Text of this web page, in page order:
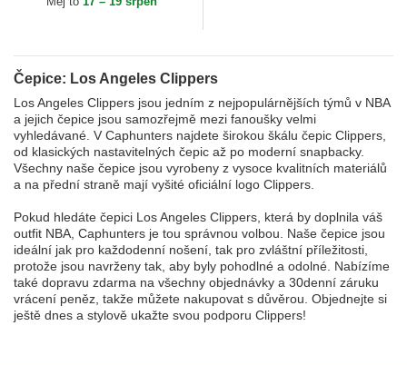
Čepice: Los Angeles Clippers
Los Angeles Clippers jsou jedním z nejpopulárnějších týmů v NBA
a jejich čepice jsou samozřejmě mezi fanoušky velmi
vyhledávané. V Caphunters najdete širokou škálu čepic Clippers,
od klasických nastavitelných čepic až po moderní snapbacky.
Všechny naše čepice jsou vyrobeny z vysoce kvalitních materiálů
a na přední straně mají vyšité oficiální logo Clippers.
Pokud hledáte čepici Los Angeles Clippers, která by doplnila váš
outfit NBA, Caphunters je tou správnou volbou. Naše čepice jsou
ideální jak pro každodenní nošení, tak pro zvláštní příležitosti,
protože jsou navrženy tak, aby byly pohodlné a odolné. Nabízíme
také dopravu zdarma na všechny objednávky a 30denní záruku
vrácení peněz, takže můžete nakupovat s důvěrou. Objednejte si
ještě dnes a stylově ukažte svou podporu Clippers!